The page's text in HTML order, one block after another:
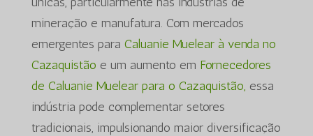
mineração e manufatura. Com mercados
emergentes para Caluanie Muelear à venda no
Cazaquistão e um aumento em Fornecedores
de Caluanie Muelear para o Cazaquistão, essa
indústria pode complementar setores
tradicionais, impulsionando maior diversificação